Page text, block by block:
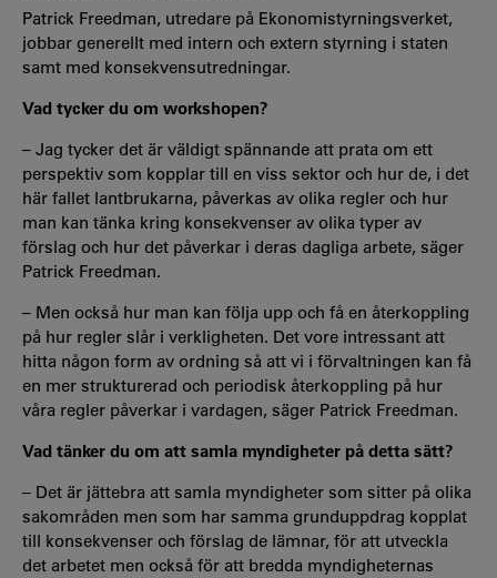
Patrick Freedman, utredare på Ekonomistyrningsverket,
jobbar generellt med intern och extern styrning i staten
samt med konsekvensutredningar.
Vad tycker du om workshopen?
– Jag tycker det är väldigt spännande att prata om ett
perspektiv som kopplar till en viss sektor och hur de, i det
här fallet lantbrukarna, påverkas av olika regler och hur
man kan tänka kring konsekvenser av olika typer av
förslag och hur det påverkar i deras dagliga arbete, säger
Patrick Freedman.
– Men också hur man kan följa upp och få en återkoppling
på hur regler slår i verkligheten. Det vore intressant att
hitta någon form av ordning så att vi i förvaltningen kan få
en mer strukturerad och periodisk återkoppling på hur
våra regler påverkar i vardagen, säger Patrick Freedman.
Vad tänker du om att samla myndigheter på detta sätt?
– Det är jättebra att samla myndigheter som sitter på olika
sakområden men som har samma grunduppdrag kopplat
till konsekvenser och förslag de lämnar, för att utveckla
det arbetet men också för att bredda myndigheternas